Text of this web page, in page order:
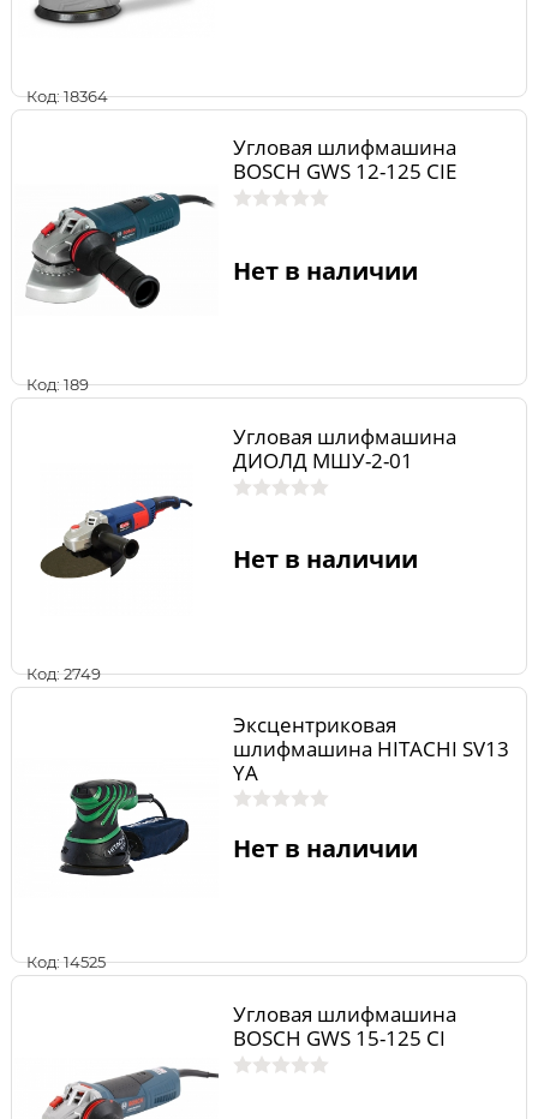
Код: 18364
Код: 189
Угловая шлифмашина
BOSCH GWS 12-125 CIE
Нет в наличии
Код: 2749
Угловая шлифмашина
ДИОЛД МШУ-2-01
Нет в наличии
Код: 14525
Эксцентриковая
шлифмашина HITACHI SV13
YA
Нет в наличии
Угловая шлифмашина
BOSCH GWS 15-125 CI